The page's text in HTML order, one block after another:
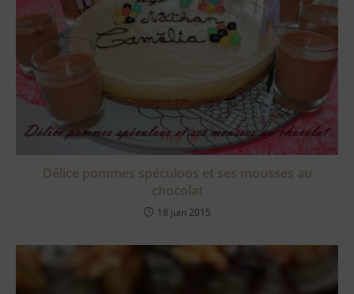
Délice pommes spéculoos et ses mousses au
chocolat
18 juin 2015